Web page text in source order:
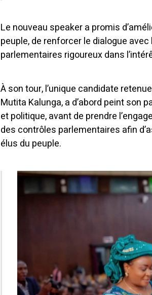
Le nouveau speaker a promis
peuple, de renforcer le dialogue
parlementaires rigoureux dans
À son tour, l’unique candidate
Mutita Kalunga, a d’abord peint son
et politique, avant de prendre
des contrôles parlementaires afin
élus du peuple.